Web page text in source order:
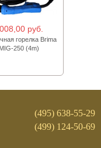
руб.
горелка Brima
MIG-250 (4m)
(495) 638-55-29
(499) 124-50-69